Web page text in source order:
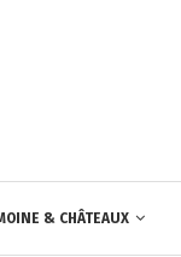
& CHÂTEAUX